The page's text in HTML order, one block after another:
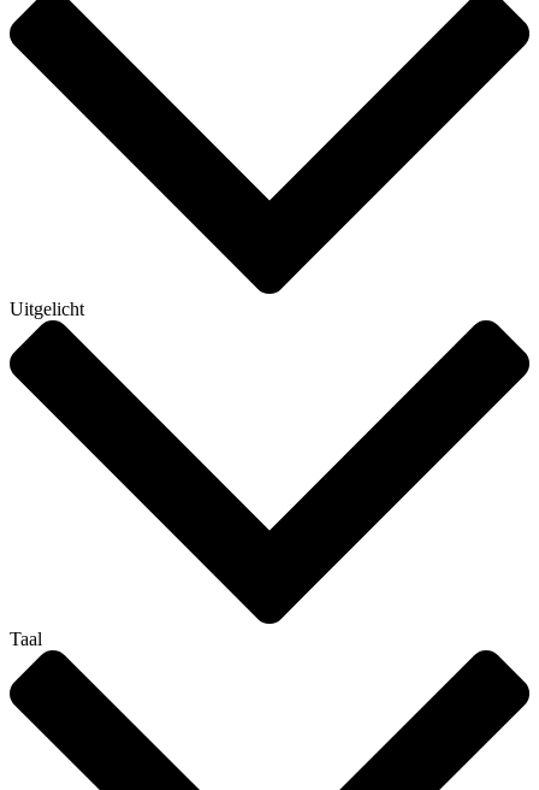
Uitgelicht
Taal